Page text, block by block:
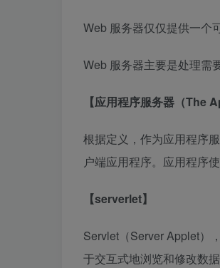
Web 服务器仅仅提供一个
Web 服务器主要是处理需
【应用程序服务器（The
根据定义，作为应用程序
户端应用程序。应用程序
【serverlet】
Servlet（Server Applet）
于交互式地浏览和修改数